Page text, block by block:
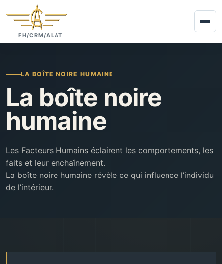
FH/CRM/ALAT
LA BOÎTE NOIRE HUMAINE
La boîte noire
humaine
Les Facteurs Humains éclairent les comportements, les
faits et leur enchaînement.
La boîte noire humaine révèle ce qui influence l’individu
de l’intérieur.